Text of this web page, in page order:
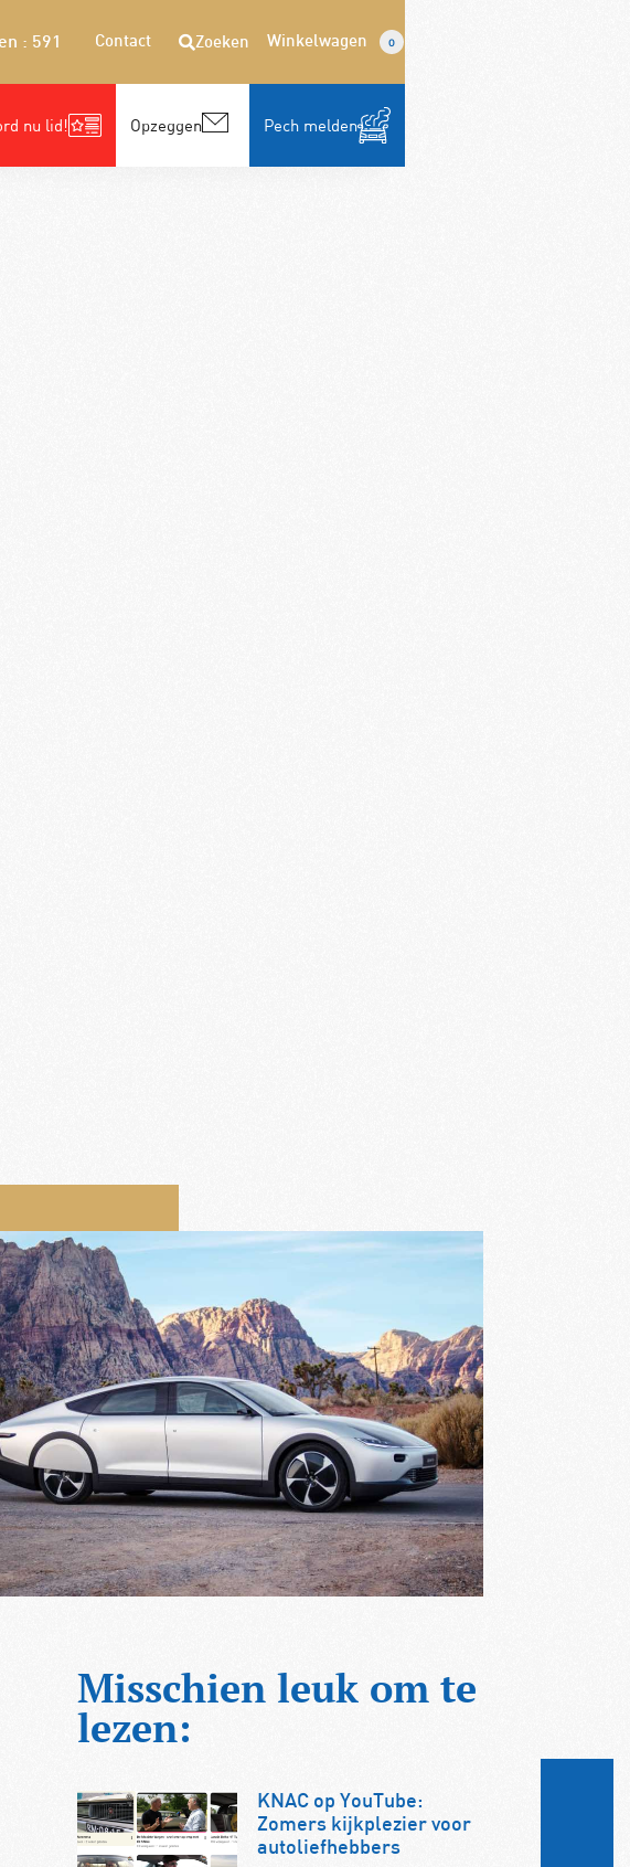
: 591 Contact Zoeken Winkelwagen 0
nu lid! Opzeggen Pech melden
Misschien leuk om te
lezen:
KNAC op YouTube:
Zomers kijkplezier voor
autoliefhebbers